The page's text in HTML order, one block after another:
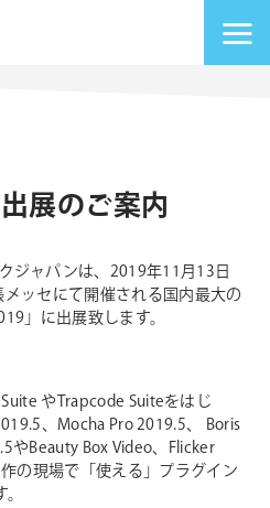
展のご案内
ジャパンは、2019年11月13日
ッセにて開催される国内最大の
」に出展致します。
やTrapcode Suiteをはじ
、Mocha Pro 2019.5、 Boris
Beauty Box Video、Flicker
の現場で「使える」プラグイン